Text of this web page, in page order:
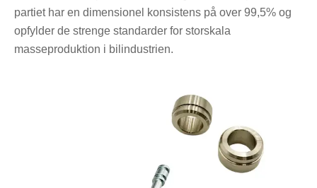
partiet har en dimensionel konsistens på over 99,5% og
opfylder de strenge standarder for storskala
masseproduktion i bilindustrien.